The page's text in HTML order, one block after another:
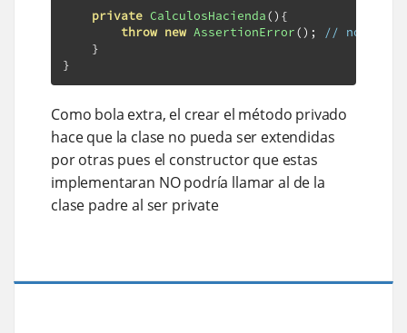
private CalculosHacienda(){
throw new AssertionError();
// no es
}
}
Como bola extra, el crear el método privado
hace que la clase no pueda ser extendidas
por otras pues el constructor que estas
implementaran NO podría llamar al de la
clase padre al ser private